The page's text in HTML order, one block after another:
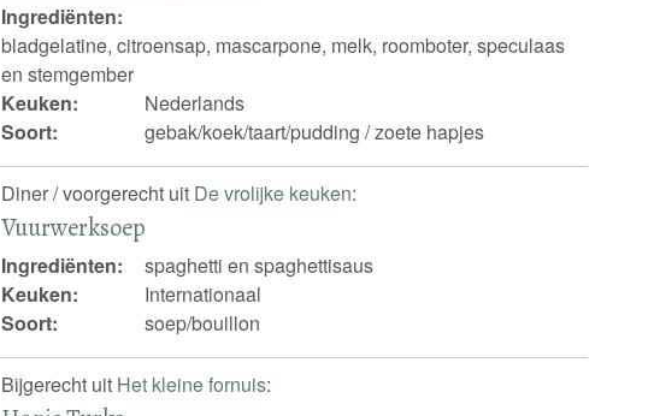
Ingrediënten:
bladgelatine, citroensap, mascarpone, melk, roomboter, speculaas
en stemgember
Keuken:
Nederlands
Soort:
gebak/koek/taart/pudding / zoete hapjes
Diner / voorgerecht uit De vrolijke keuken:
Vuurwerksoep
Ingrediënten:
spaghetti en spaghettisaus
Keuken:
Internationaal
Soort:
soep/bouillon
Bijgerecht uit Het kleine fornuis: